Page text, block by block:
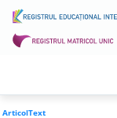
ArticolText